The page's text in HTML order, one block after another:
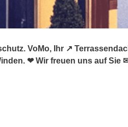
VoMo, Ihr ↗️
❤ Wir freuen uns auf Sie